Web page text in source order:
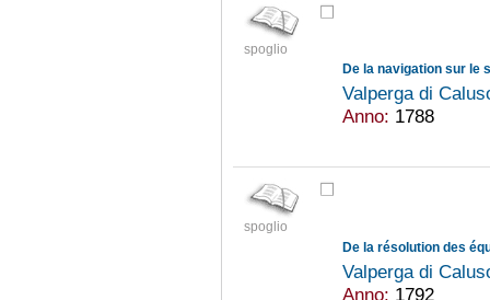
spoglio
Valperga di
Anno: 1788
spoglio
De la résolution des
Valperga di
Anno: 1792